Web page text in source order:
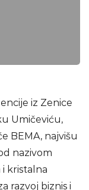
iz Zenice
Umičeviću,
BEMA, najvišu
nazivom
kristalna
razvoj biznis i